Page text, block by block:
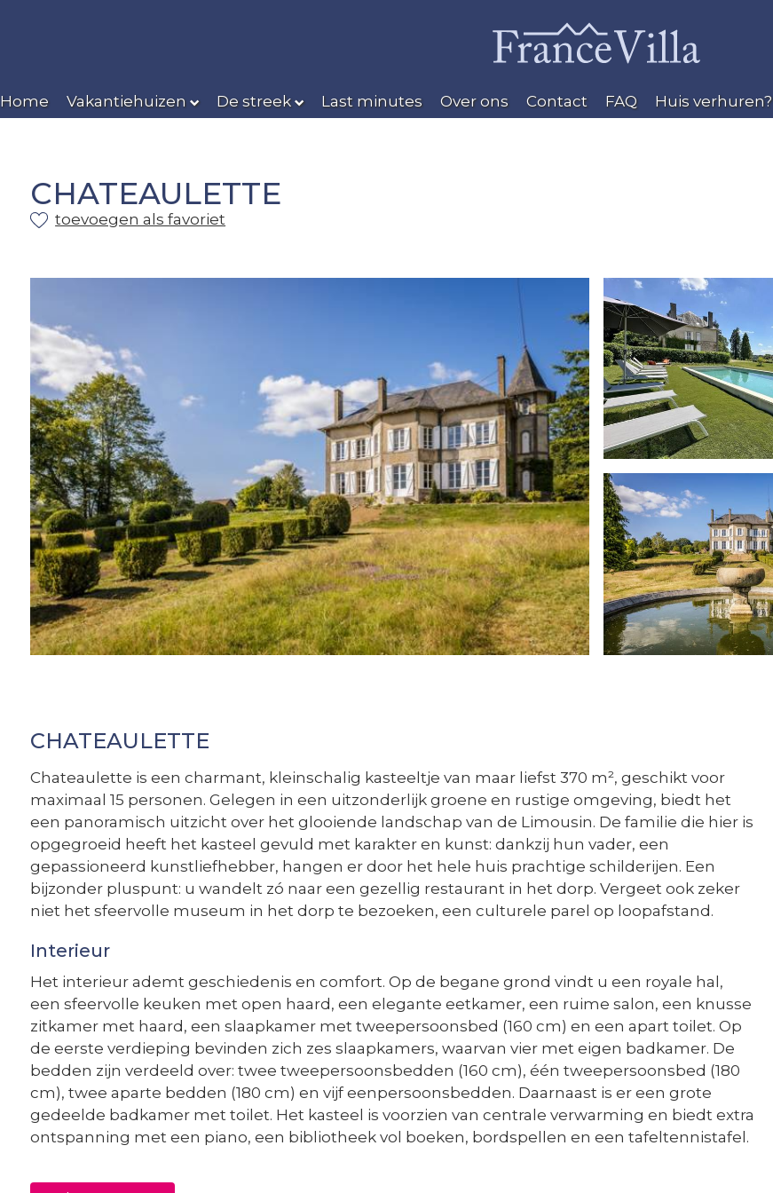
Home Vakantiehuizen De streek Last minutes Over ons Contact FAQ Huis verhuren?
CHATEAULETTE
toevoegen als favoriet
CHATEAULETTE
Chateaulette is een charmant, kleinschalig kasteeltje van maar liefst 370 m², geschikt voor
maximaal 15 personen. Gelegen in een uitzonderlijk groene en rustige omgeving, biedt het
een panoramisch uitzicht over het glooiende landschap van de Limousin. De familie die hier is
opgegroeid heeft het kasteel gevuld met karakter en kunst: dankzij hun vader, een
gepassioneerd kunstliefhebber, hangen er door het hele huis prachtige schilderijen. Een
bijzonder pluspunt: u wandelt zó naar een gezellig restaurant in het dorp. Vergeet ook zeker
niet het sfeervolle museum in het dorp te bezoeken, een culturele parel op loopafstand.
Interieur
Het interieur ademt geschiedenis en comfort. Op de begane grond vindt u een royale hal,
een sfeervolle keuken met open haard, een elegante eetkamer, een ruime salon, een knusse
zitkamer met haard, een slaapkamer met tweepersoonsbed (160 cm) en een apart toilet. Op
de eerste verdieping bevinden zich zes slaapkamers, waarvan vier met eigen badkamer. De
bedden zijn verdeeld over: twee tweepersoonsbedden (160 cm), één tweepersoonsbed (180
cm), twee aparte bedden (180 cm) en vijf eenpersoonsbedden. Daarnaast is er een grote
gedeelde badkamer met toilet. Het kasteel is voorzien van centrale verwarming en biedt extra
ontspanning met een piano, een bibliotheek vol boeken, bordspellen en een tafeltennistafel.
Buiten